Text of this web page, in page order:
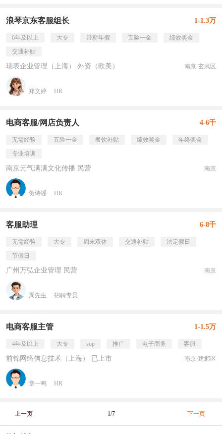
浪琴京东客服组长 1-1.3万
6年及以上 大专 带薪年假 五险一金
绩效奖金
交通补贴
瑞表企业管理（上海） 外资（欧美） 南京·玄武区
郑文婷 HR
电商客服/网店负责人 4-6千
无需经验 五险一金 餐饮补贴 绩效奖金
年终奖金
专业培训
南京元气满满文化传播 民营 南京
贺诗谣 HR
客服助理 6-8千
无需经验 大专 周末双休 交通补贴
法定假日
节假日
广州万弘企业管理 民营 南京
周先生 招聘专员
电商客服主管 1-1.5万
4年及以上 大专 sop 推广 电子商务 客服
前锦网络信息技术（上海） 已上市 南京·建邺区
章一鸣 HR
上一页 1/7 下一页